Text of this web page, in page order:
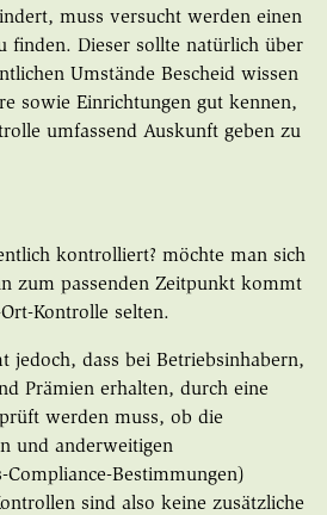
muss versucht werden einen
finden. Dieser sollte natürlich über
Umstände Bescheid wissen
sowie Einrichtungen gut kennen,
umfassend Auskunft geben zu
kontrolliert? möchte man sich
zum passenden Zeitpunkt kommt
Kontrolle selten.
jedoch, dass bei Betriebsinhabern,
Prämien erhalten, durch eine
werden muss, ob die
und anderweitigen
Compliance-Bestimmungen)
sind also keine zusätzliche